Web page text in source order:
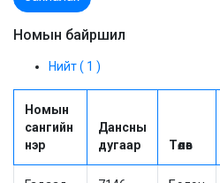
Номын байршил
Нийт ( 1 )
Номын
сангийн
нэр
Дансны
дугаар
Төлөв